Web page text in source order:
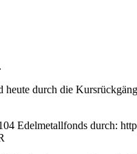
durch die
Edelmetallfonds durch: